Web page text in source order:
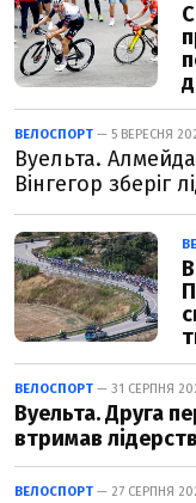
ВЕЛОСПОРТ — 5 ВЕРЕСНЯ
Вуельта.
Вінгегор зберіг
ВЕЛОСПОРТ — 31 СЕРПНЯ
Вуельта. Друга
втримав
ВЕЛОСПОРТ — 27 СЕРПНЯ